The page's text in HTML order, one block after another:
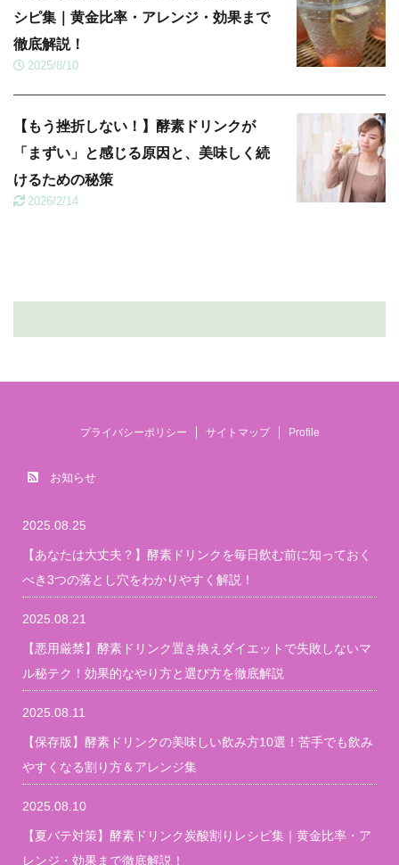
シピ集｜黄金比率・アレンジ・効果まで
徹底解説！
2025/8/10
【もう挫折しない！】酵素ドリンクが
「まずい」と感じる原因と、美味しく続
けるための秘策
2026/2/14
プライバシーポリシー サイトマップ Profile
お知らせ
2025.08.25
【あなたは大丈夫？】酵素ドリンクを毎日飲む前に知っておく
べき3つの落とし穴をわかりやすく解説！
2025.08.21
【悪用厳禁】酵素ドリンク置き換えダイエットで失敗しないマ
ル秘テク！効果的なやり方と選び方を徹底解説
2025.08.11
【保存版】酵素ドリンクの美味しい飲み方10選！苦手でも飲み
やすくなる割り方＆アレンジ集
2025.08.10
【夏バテ対策】酵素ドリンク炭酸割りレシピ集｜黄金比率・ア
レンジ・効果まで徹底解説！